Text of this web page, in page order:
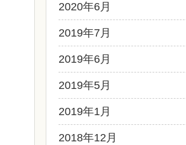
2020年6月
2019年7月
2019年6月
2019年5月
2019年1月
2018年12月